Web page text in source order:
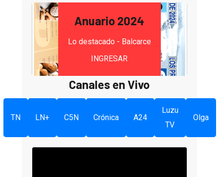
Anuario 2024
Lo destacado - Balcarce
INGRESAR
Canales en Vivo
TN LN+ C5N Crónica A24
Luzu
TV
Olga